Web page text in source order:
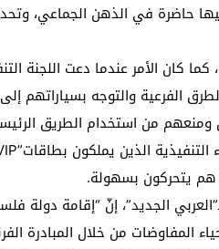
حاضرة في الذهن الجماعي،
كان الأمر عندما دعت اللجنة
الطرق الفرعية والتوجه بسياراتهم
ومنعهم من استخدام الطريق
هم يتحركون بسهولة.
الجديد”، إنّ “إقامة دولة
المفاوضات من خلال المبادرة